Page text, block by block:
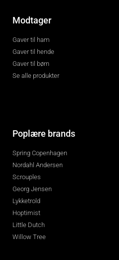
Modtager
Gaver til ham
Gaver til hende
Gaver til børn
Se alle produkter
Poplære brands
Spring Copenhagen
Nordahl Andersen
Scrouples
Georg Jensen
Lykketrold
Hoptimist
Little Dutch
Willow Tree